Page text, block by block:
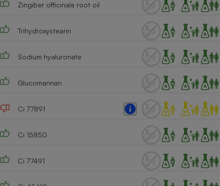
Zingiber officinale root oil
Trihydroxystearin
Sodium hyaluronate
Glucomannan
Ci 77891
Ci 15850
Ci 77491